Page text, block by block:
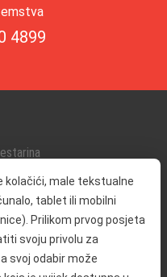
kolačići, male tekstualne
tablet ili mobilni
Prilikom prvog posjeta
svoju privolu za
svoj odabir može
4899
i sigurnost
informacije